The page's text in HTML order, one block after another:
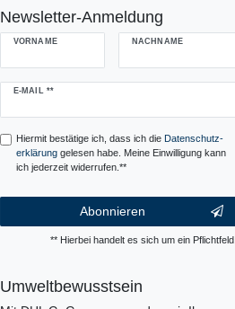
Newsletter-Anmeldung
VORNAME NACHNAME
E-MAIL **
Newsletter
Hiermit bestätige ich, dass ich die Daten­schutz­
erklärunggelesen habe. Meine Einwilligung kann
ich jederzeit widerrufen.**
Abonnieren
** Hierbei handelt es sich um ein Pflichtfeld.
Umweltbewusstsein